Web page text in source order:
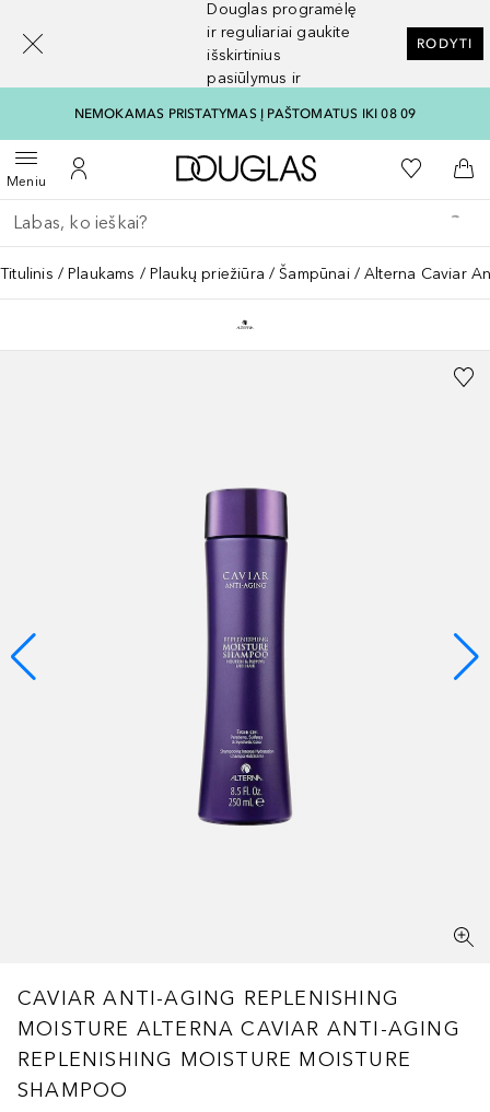
Douglas programėlę
ir reguliariai gaukite
išskirtinius
pasiūlymus ir
RODYTI
NEMOKAMAS PRISTATYMAS Į PAŠTOMATUS IKI 08 09
MeniuAtidaryti meniuĮ mano paskyrą
Į Douglas pagrindinį
Į mano
Į
Grįžk atgal
Vykdykite paiešką
Titulinis Plaukams Plaukų priežiūra Šampūnai Alterna Caviar
CAVIAR ANTI-AGING REPLENISHING
MOISTURE ALTERNA CAVIAR ANTI-AGING
REPLENISHING MOISTURE MOISTURE
SHAMPOO
[navigation.slideout.screenreader]